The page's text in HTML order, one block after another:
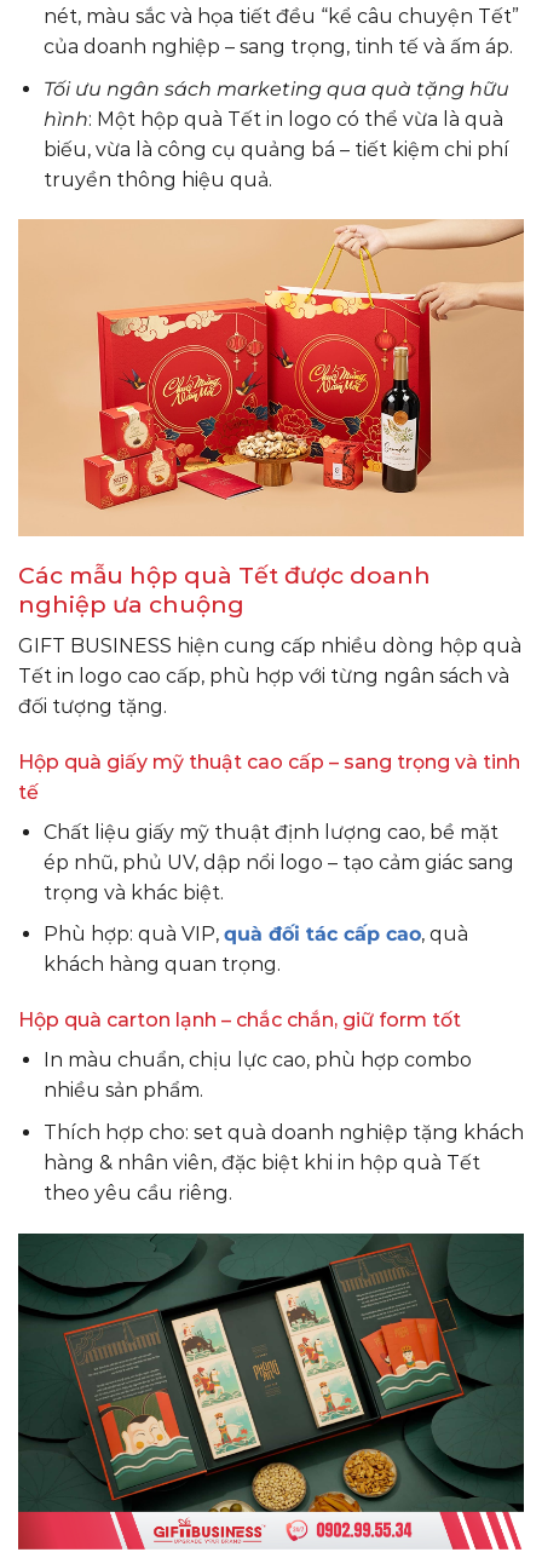
nét, màu sắc và họa tiết đều “kể câu chuyện Tết”
của doanh nghiệp – sang trọng, tinh tế và ấm áp.
Tối ưu ngân sách marketing qua quà tặng hữu
hình: Một hộp quà Tết in logo có thể vừa là quà
biếu, vừa là công cụ quảng bá – tiết kiệm chi phí
truyền thông hiệu quả.
Các mẫu hộp quà Tết được doanh
nghiệp ưa chuộng
GIFT BUSINESS hiện cung cấp nhiều dòng hộp quà
Tết in logo cao cấp, phù hợp với từng ngân sách và
đối tượng tặng.
Hộp quà giấy mỹ thuật cao cấp – sang trọng và tinh
tế
Chất liệu giấy mỹ thuật định lượng cao, bề mặt
ép nhũ, phủ UV, dập nổi logo – tạo cảm giác sang
trọng và khác biệt.
Phù hợp: quà VIP, quà đối tác cấp cao, quà
khách hàng quan trọng.
Hộp quà carton lạnh – chắc chắn, giữ form tốt
In màu chuẩn, chịu lực cao, phù hợp combo
nhiều sản phẩm.
Thích hợp cho: set quà doanh nghiệp tặng khách
hàng & nhân viên, đặc biệt khi in hộp quà Tết
theo yêu cầu riêng.